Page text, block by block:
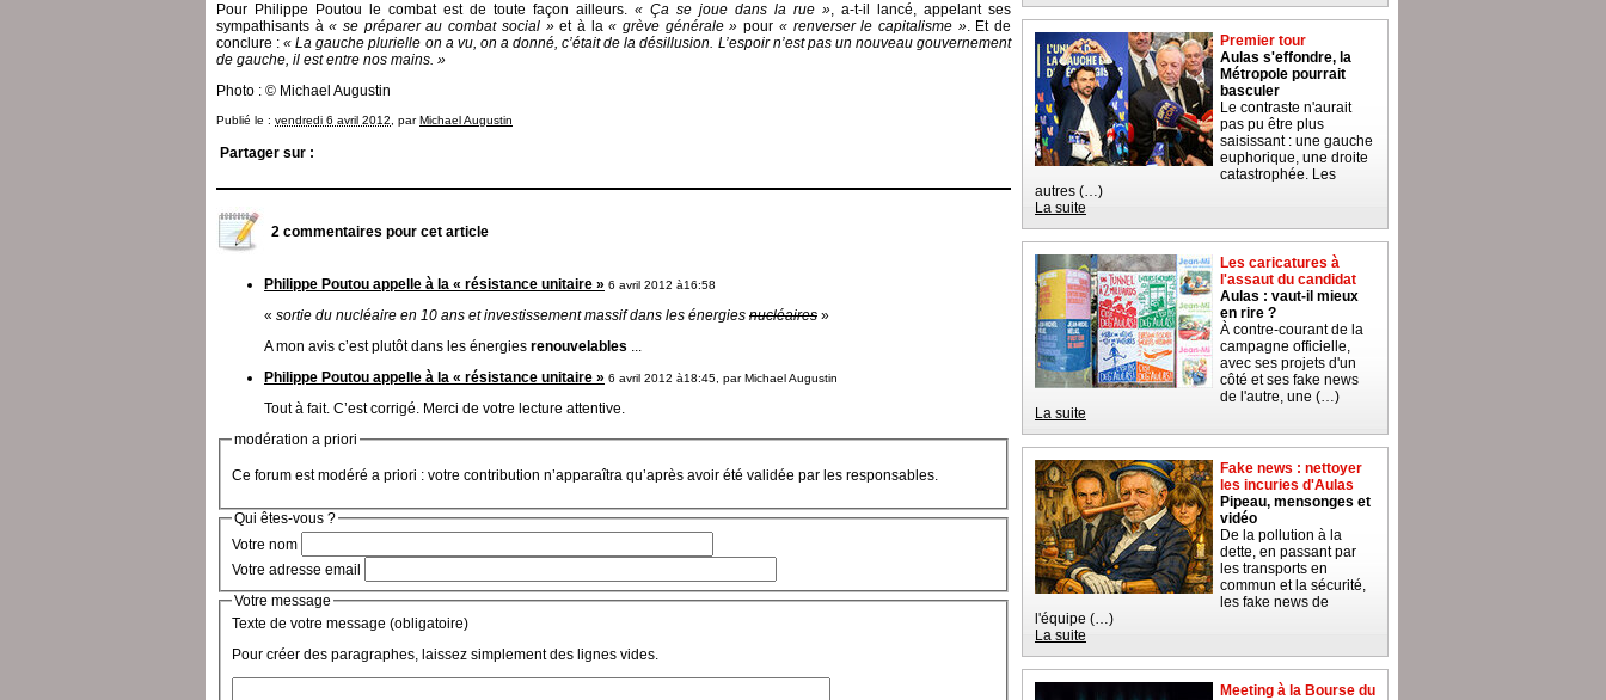
Pour Philippe Poutou le combat est de toute façon ailleurs. « Ça se joue dans la rue », a-t-il lancé, appelant ses
sympathisants à« se préparer au combat social »et à la« grève générale » pour « renverser le capitalisme ». Et de
conclure :« La gauche plurielle on a vu, on a donné, c’était de la désillusion. L’espoir n’est pas un nouveau gouvernement
de gauche, il est entre nos mains. »
Photo : © Michael Augustin
Publié le : vendredi 6 avril 2012 , parMichael Augustin
Partager sur :
2 commentaires pour cet article
Philippe Poutou appelle à la « résistance unitaire » 6 avril 2012 à16:58
« sortie du nucléaire en 10 ans et investissement massif dans les énergies nucléaires »
A mon avis c’est plutôt dans les énergies renouvelables ...
Philippe Poutou appelle à la « résistance unitaire » 6 avril 2012 à18:45, parMichael Augustin
Tout à fait. C’est corrigé. Merci de votre lecture attentive.
modération a priori
Ce forum est modéré a priori : votre contribution n’apparaîtra qu’après avoir été validée par les responsables.
Qui êtes-vous ?
Votre nom
Votre adresse email
Votre message
Texte de votre message (obligatoire)
Pour créer des paragraphes, laissez simplement des lignes vides.
Premier tour
Aulas s'effondre, la
Métropole pourrait
basculer
Le contraste n'aurait
pas pu être plus
saisissant : une gauche
euphorique, une droite
catastrophée. Les
autres (…)
La suite
Les caricatures à
l'assaut du candidat
Aulas : vaut-il mieux
en rire ?
À contre-courant de la
campagne officielle,
avec ses projets d'un
côté et ses fake news
de l'autre, une (…)
La suite
Fake news : nettoyer
les incuries d'Aulas
Pipeau, mensonges et
vidéo
De la pollution à la
dette, en passant par
les transports en
commun et la sécurité,
les fake news de
l'équipe (…)
La suite
Meeting à la Bourse du